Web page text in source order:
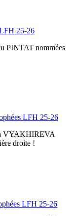
25-26
PINTAT nommées
LFH 25-26
VYAKHIREVA
droite !
LFH 25-26